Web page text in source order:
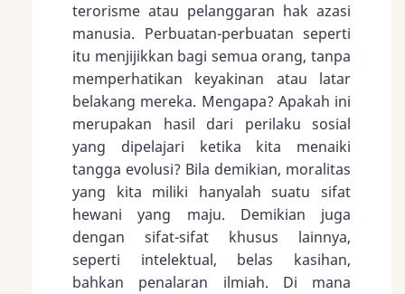
terorisme atau pelanggaran hak azasi
manusia. Perbuatan-perbuatan seperti
itu menjijikkan bagi semua orang, tanpa
memperhatikan keyakinan atau latar
belakang mereka. Mengapa? Apakah ini
merupakan hasil dari perilaku sosial
yang dipelajari ketika kita menaiki
tangga evolusi? Bila demikian, moralitas
yang kita miliki hanyalah suatu sifat
hewani yang maju. Demikian juga
dengan sifat-sifat khusus lainnya,
seperti intelektual, belas kasihan,
bahkan penalaran ilmiah. Di mana